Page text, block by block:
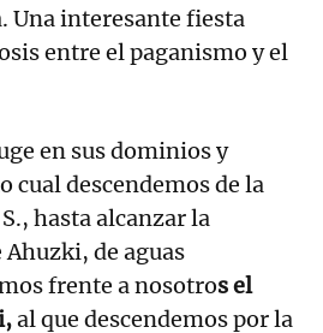
Una interesante fiesta
entre el paganismo y el
en sus dominios y
cual descendemos de la
hasta alcanzar la
de aguas
frente a nosotros el
al que descendemos por la